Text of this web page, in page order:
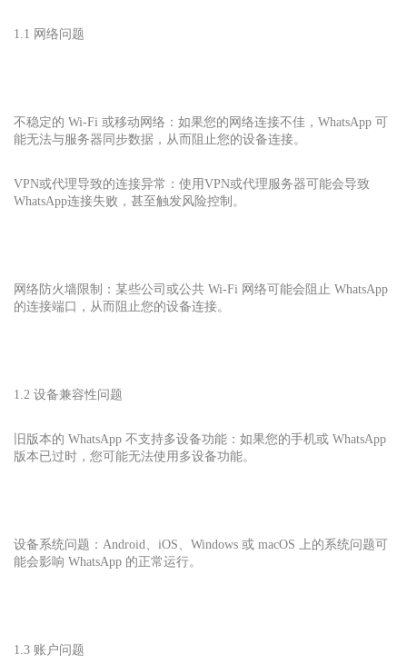
1.1 网络问题
不稳定的 Wi-Fi 或移动网络：如果您的网络连接不佳，WhatsApp 可
能无法与服务器同步数据，从而阻止您的设备连接。
VPN或代理导致的连接异常：使用VPN或代理服务器可能会导致
WhatsApp连接失败，甚至触发风险控制。
网络防火墙限制：某些公司或公共 Wi-Fi 网络可能会阻止 WhatsApp
的连接端口，从而阻止您的设备连接。
1.2 设备兼容性问题
旧版本的 WhatsApp 不支持多设备功能：如果您的手机或 WhatsApp
版本已过时，您可能无法使用多设备功能。
设备系统问题：Android、iOS、Windows 或 macOS 上的系统问题可
能会影响 WhatsApp 的正常运行。
1.3 账户问题